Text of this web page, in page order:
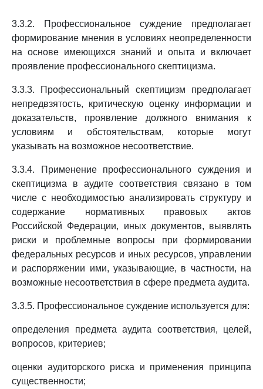
3.3.2. Профессиональное суждение предполагает
формирование мнения в условиях неопределенности
на основе имеющихся знаний и опыта и включает
проявление профессионального скептицизма.
3.3.3. Профессиональный скептицизм предполагает
непредвзятость, критическую оценку информации и
доказательств, проявление должного внимания к
условиям и обстоятельствам, которые могут
указывать на возможное несоответствие.
3.3.4. Применение профессионального суждения и
скептицизма в аудите соответствия связано в том
числе с необходимостью анализировать структуру и
содержание нормативных правовых актов
Российской Федерации, иных документов, выявлять
риски и проблемные вопросы при формировании
федеральных ресурсов и иных ресурсов, управлении
и распоряжении ими, указывающие, в частности, на
возможные несоответствия в сфере предмета аудита.
3.3.5. Профессиональное суждение используется для:
определения предмета аудита соответствия, целей,
вопросов, критериев;
оценки аудиторского риска и применения принципа
существенности;